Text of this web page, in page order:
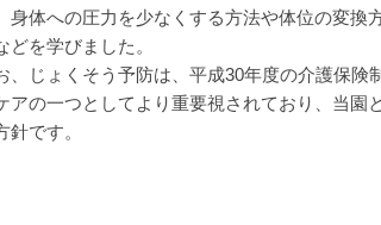
身体への圧力を少なくする方法や体位の変換
どを学びました。
、じょくそう予防は、平成30年度の介護保
アの一つとしてより重要視されており、当園
針です。